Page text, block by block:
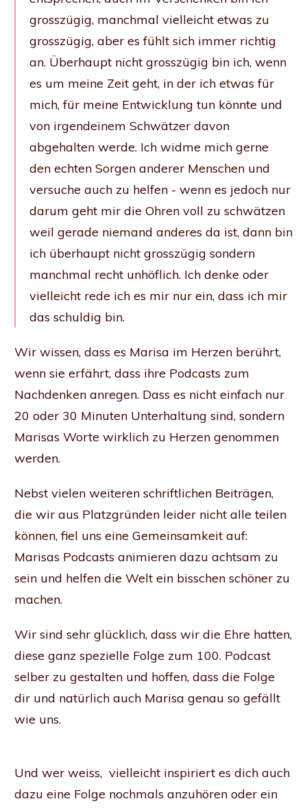
grosszügig, manchmal vielleicht etwas zu
grosszügig, aber es fühlt sich immer richtig
an. Überhaupt nicht grosszügig bin ich, wenn
es um meine Zeit geht, in der ich etwas für
mich, für meine Entwicklung tun könnte und
von irgendeinem Schwätzer davon
abgehalten werde. Ich widme mich gerne
den echten Sorgen anderer Menschen und
versuche auch zu helfen - wenn es jedoch nur
darum geht mir die Ohren voll zu schwätzen
weil gerade niemand anderes da ist, dann bin
ich überhaupt nicht grosszügig sondern
manchmal recht unhöflich. Ich denke oder
vielleicht rede ich es mir nur ein, dass ich mir
das schuldig bin.
Wir wissen, dass es Marisa im Herzen berührt,
wenn sie erfährt, dass ihre Podcasts zum
Nachdenken anregen. Dass es nicht einfach nur
20 oder 30 Minuten Unterhaltung sind, sondern
Marisas Worte wirklich zu Herzen genommen
werden.
Nebst vielen weiteren schriftlichen Beiträgen,
die wir aus Platzgründen leider nicht alle teilen
können, fiel uns eine Gemeinsamkeit auf:
Marisas Podcasts animieren dazu achtsam zu
sein und helfen die Welt ein bisschen schöner zu
machen.
Wir sind sehr glücklich, dass wir die Ehre hatten,
diese ganz spezielle Folge zum 100. Podcast
selber zu gestalten und hoffen, dass die Folge
dir und natürlich auch Marisa genau so gefällt
wie uns.
Und wer weiss, vielleicht inspiriert es dich auch
dazu eine Folge nochmals anzuhören oder ein